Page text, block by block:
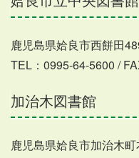
鹿児島県姶良市西餅田
TEL：0995-64-5600 /
加治木図書館
鹿児島県姶良市加治木